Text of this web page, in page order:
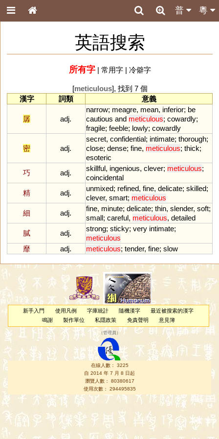
粵
普
英語搜索
所有字| 常用字| 冷僻字
[meticulous], 找到 7 個
漢字
詞類 意義
孱 adj.
narrow; meagre, mean, inferior; be
cautious and meticulous; cowardly;
fragile; feeble; lowly; cowardly
密 adj.
secret, confidential; intimate; thorough;
close; dense; fine, meticulous; thick;
esoteric
巧
adj.
skillful, ingenious, clever; meticulous;
coincidental
精
adj.
unmixed; refined, fine, delicate; skilled;
clever, smart; meticulous
細
adj.
fine, minute; delicate; thin, slender, soft;
small; careful, meticulous, detailed
膩
adj.
strong; sticky; very intimate;
meticulous
靡
adj. meticulous; tender, fine; slow
新手入門 使用凡例 字庫統計 隨機漢字
最近被搜索的漢字
鳴謝
製作單位 私隱政策 免責聲明 意見簿
（管理員 ）
在線人數： 3225
自 2014 年 7 月 8 日起
瀏覽人數： 80380617
使用次數： 294495835